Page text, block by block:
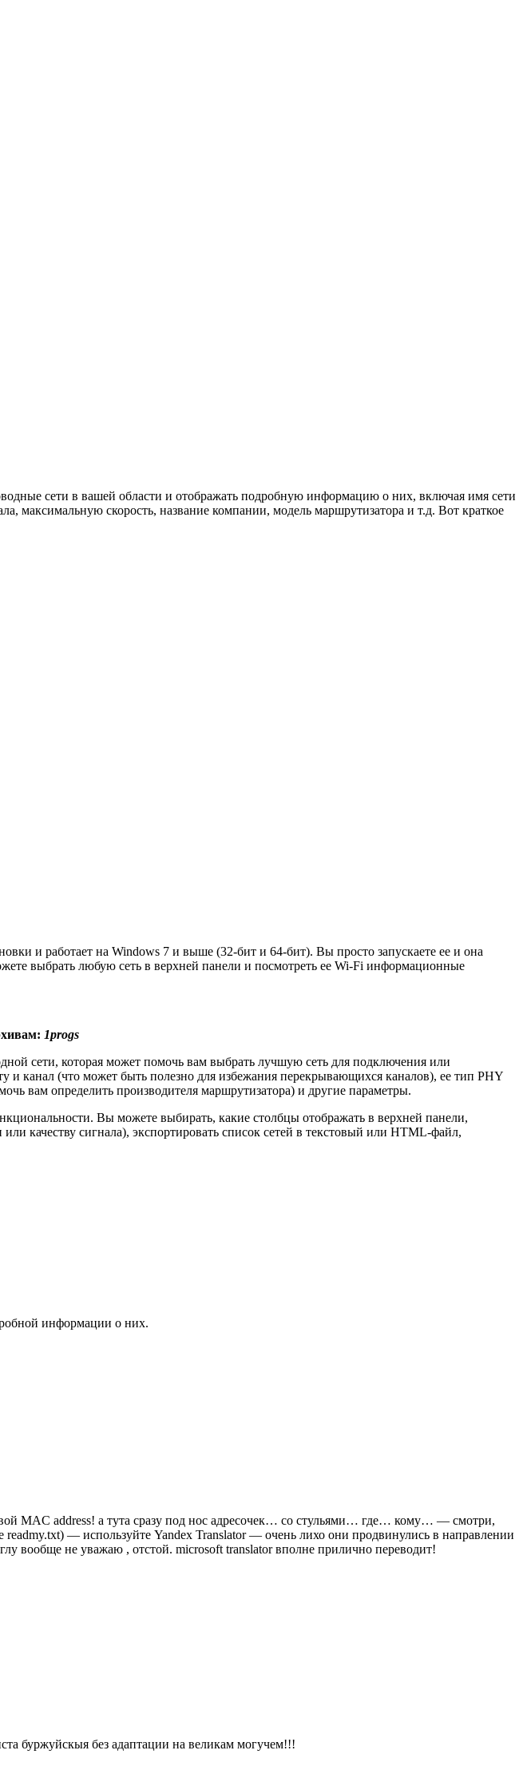
сети в вашей области и отображать подробную информацию о них, включая имя сети
максимальную скорость, название компании, модель маршрутизатора и т.д. Вот краткое
и работает на Windows 7 и выше (32-бит и 64-бит). Вы просто запускаете ее и она
выбрать любую сеть в верхней панели и посмотреть ее Wi-Fi информационные
1progs
сети, которая может помочь вам выбрать лучшую сеть для подключения или
и канал (что может быть полезно для избежания перекрывающихся каналов), ее тип PHY
вам определить производителя маршрутизатора) и другие параметры.
Вы можете выбирать, какие столбцы отображать в верхней панели,
качеству сигнала), экспортировать список сетей в текстовый или HTML-файл,
информации о них.
MAC address! а тута сразу под нос адресочек… со стульями… где… кому… — смотри,
— используйте Yandex Translator — очень лихо они продвинулись в направлении
вообще не уважаю , отстой. microsoft translator вполне прилично переводит!
буржуйскыя без адаптации на великам могучем!!!